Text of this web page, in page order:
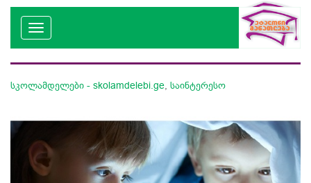
სკოლამდელები - skolamdelebi.ge საინტერესო